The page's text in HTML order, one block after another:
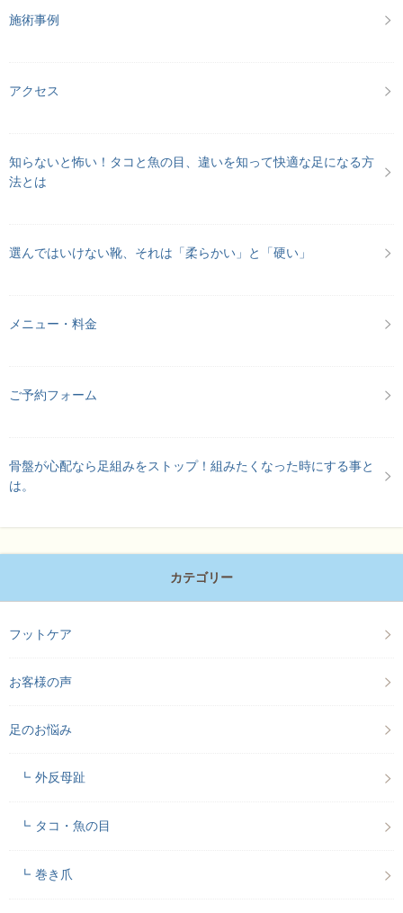
施術事例
アクセス
知らないと怖い！タコと魚の目、違いを知って快適な足になる方
法とは
選んではいけない靴、それは「柔らかい」と「硬い」
メニュー・料金
ご予約フォーム
骨盤が心配なら足組みをストップ！組みたくなった時にする事と
は。
カテゴリー
フットケア
お客様の声
足のお悩み
外反母趾
タコ・魚の目
巻き爪